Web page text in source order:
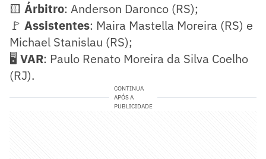
🟨 Árbitro: Anderson Daronco (RS);
🚩 Assistentes: Maira Mastella Moreira (RS) e
Michael Stanislau (RS);
🖥️ VAR: Paulo Renato Moreira da Silva Coelho
(RJ).
CONTINUA
APÓS A
PUBLICIDADE